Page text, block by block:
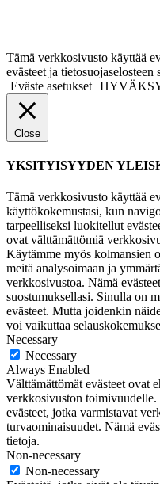
Tämä verkkosivusto käyttää
evästeet ja tietosuojaselosteen
Eväste asetukset
Close
YKSITYISYYDEN
Tämä verkkosivusto käyttää
käyttökokemustasi, kun
tarpeelliseksi luokitellut
ovat välttämättömiä
Käytämme myös kolmansien
meitä analysoimaan ja
verkkosivustoa. Nämä
suostumuksellasi. Sinulla on
evästeet. Mutta joidenkin
voi vaikuttaa
Necessary
Necessary
Always Enabled
Välttämättömät evästeet ovat
verkkosivuston
evästeet, jotka varmistavat
turvaominaisuudet. Nämä
tietoja.
Non-necessary
Non-necessary